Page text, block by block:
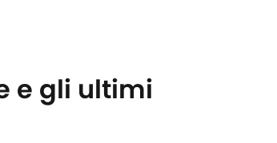
e gli ultimi